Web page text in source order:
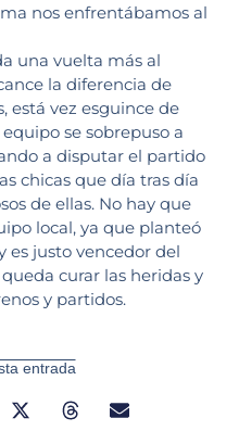
nos enfrentábamos al
una vuelta más al
la diferencia de
está vez esguince de
se sobrepuso a
a disputar el partido
chicas que día tras día
de ellas. No hay que
local, ya que planteó
es justo vencedor del
curar las heridas y
y partidos.
entrada